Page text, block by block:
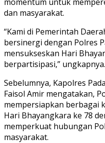
dan masyarakat.
“Kami di Pemerintah
bersinergi dengan Polres
mensukseskan Hari
berpartisipasi,” ungkapnya.
Sebelumnya, Kapolres
Faisol Amir mengatakan,
mempersiapkan berbagai
Hari Bhayangkara ke 78
memperkuat hubungan
masyarakat.